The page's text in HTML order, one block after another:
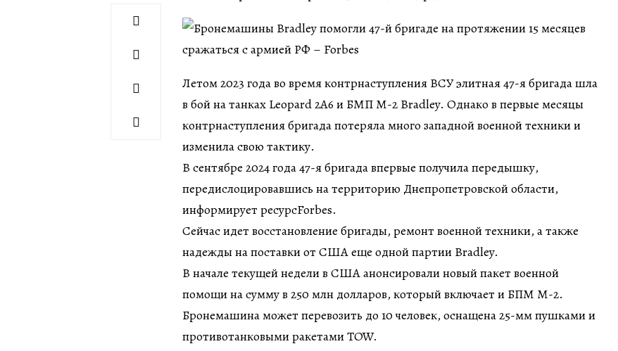
Летом 2023 года во время контрнаступления ВСУ элитная 47-я бригада шла
в бой на танках Leopard 2A6 и БМП М-2 Bradley. Однако в первые месяцы
контрнаступления бригада потеряла много западной военной техники и
изменила свою тактику.
В сентябре 2024 года 47-я бригада впервые получила передышку,
передислоцировавшись на территорию Днепропетровской области,
информирует ресурсForbes.
Сейчас идет восстановление бригады, ремонт военной техники, а также
надежды на поставки от США еще одной партии Bradley.
В начале текущей недели в США анонсировали новый пакет военной
помощи на сумму в 250 млн долларов, который включает и БПМ М-2.
Бронемашина может перевозить до 10 человек, оснащена 25-мм пушками и
противотанковыми ракетами TOW.